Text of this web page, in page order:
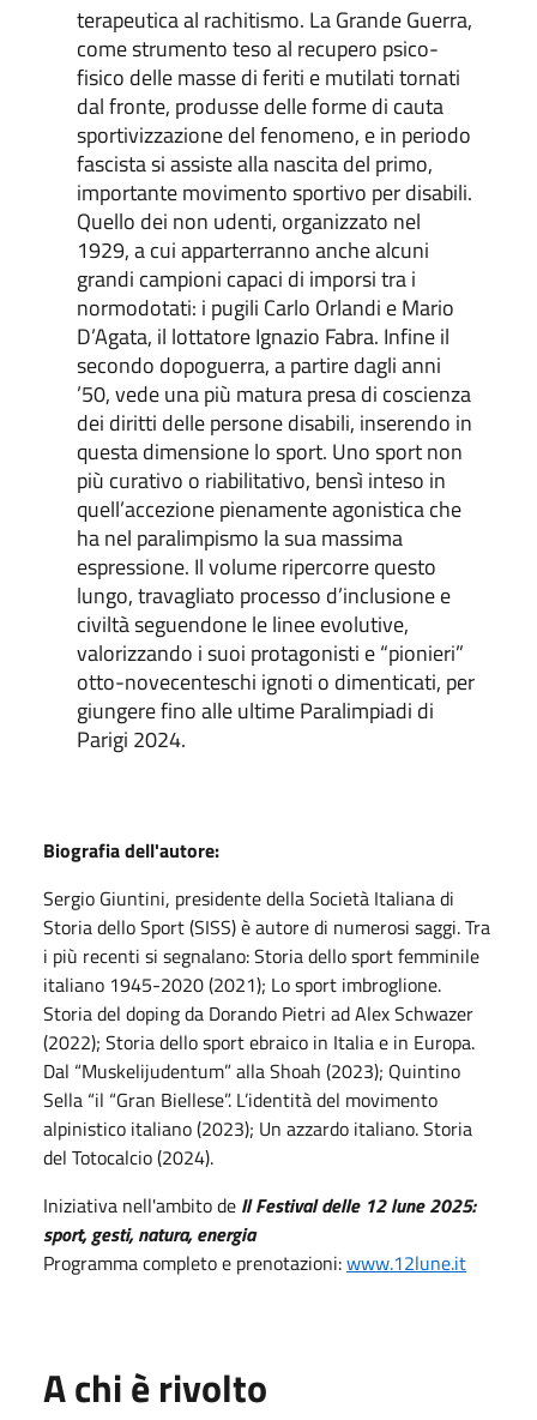
terapeutica al rachitismo. La Grande Guerra,
come strumento teso al recupero psico-
fisico delle masse di feriti e mutilati tornati
dal fronte, produsse delle forme di cauta
sportivizzazione del fenomeno, e in periodo
fascista si assiste alla nascita del primo,
importante movimento sportivo per disabili.
Quello dei non udenti, organizzato nel
1929, a cui apparterranno anche alcuni
grandi campioni capaci di imporsi tra i
normodotati: i pugili Carlo Orlandi e Mario
D’Agata, il lottatore Ignazio Fabra. Infine il
secondo dopoguerra, a partire dagli anni
’50, vede una più matura presa di coscienza
dei diritti delle persone disabili, inserendo in
questa dimensione lo sport. Uno sport non
più curativo o riabilitativo, bensì inteso in
quell’accezione pienamente agonistica che
ha nel paralimpismo la sua massima
espressione. Il volume ripercorre questo
lungo, travagliato processo d’inclusione e
civiltà seguendone le linee evolutive,
valorizzando i suoi protagonisti e “pionieri”
otto-novecenteschi ignoti o dimenticati, per
giungere fino alle ultime Paralimpiadi di
Parigi 2024.
Biografia dell'autore:
Sergio Giuntini, presidente della Società Italiana di
Storia dello Sport (SISS) è autore di numerosi saggi. Tra
i più recenti si segnalano: Storia dello sport femminile
italiano 1945-2020 (2021); Lo sport imbroglione.
Storia del doping da Dorando Pietri ad Alex Schwazer
(2022); Storia dello sport ebraico in Italia e in Europa.
Dal “Muskelijudentum” alla Shoah (2023); Quintino
Sella “il “Gran Biellese”. L’identità del movimento
alpinistico italiano (2023); Un azzardo italiano. Storia
del Totocalcio (2024).
Iniziativa nell'ambito de Il Festival delle 12 lune 2025:
sport, gesti, natura, energia
Programma completo e prenotazioni:www.12lune.it
A chi è rivolto